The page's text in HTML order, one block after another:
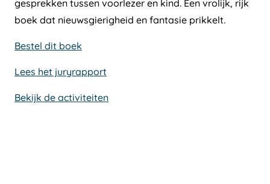
gesprekken tussen voorlezer en kind. Een vrolijk, rijk
boek dat nieuwsgierigheid en fantasie prikkelt.
Bestel dit boek
Lees het juryrapport
Bekijk de activiteiten